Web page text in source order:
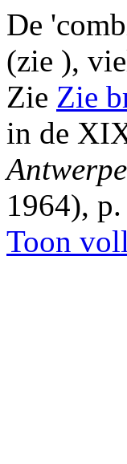
De
(zie ),
Zie Zie
in de
1964),
Toon